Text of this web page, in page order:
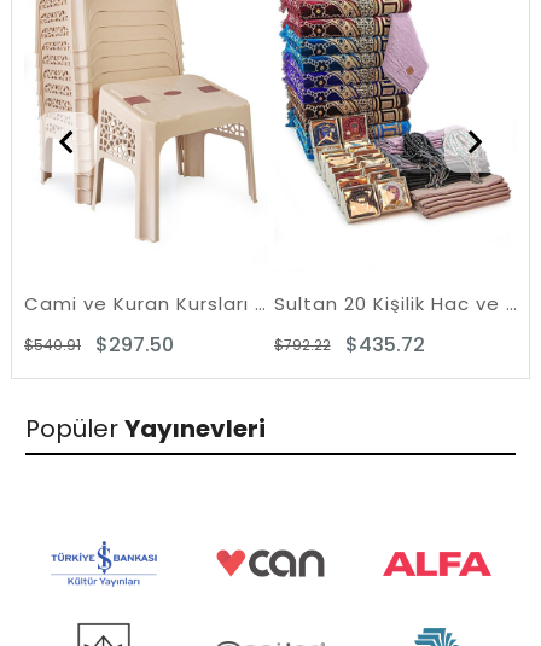
Cami ve Kuran Kursları için Plastik Rahle Masası 12 Adet
$297.50
$540.91
Sultan 20 Kişilik Hac ve Umre Hediyelik Dodya Kadife Seccade Seti
$435.72
$792.22
PopülerYayınevleri